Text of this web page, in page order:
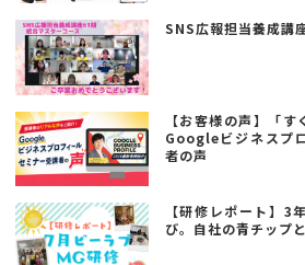
SNS広報担当養成講
【お客様の声】「す
Googleビジネスプ
者の声
【研修レポート】3
び。自社の青チップ